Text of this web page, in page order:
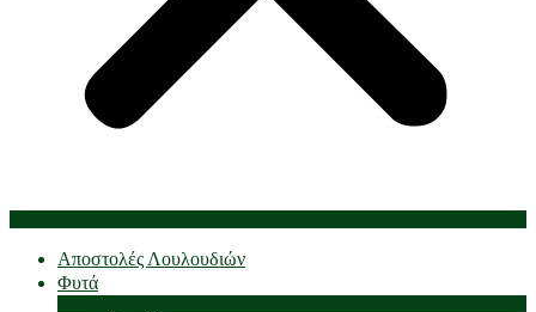
Αποστολές Λουλουδιών
Φυτά